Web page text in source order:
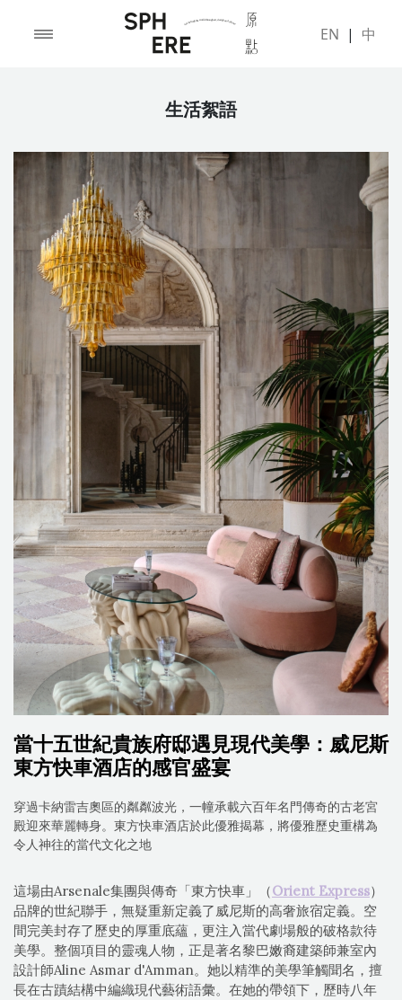
EN | 中
生活絮語
當十五世紀貴族府邸遇見現代美學：威尼斯
東方快車酒店的感官盛宴
穿過卡納雷吉奧區的粼粼波光，一幢承載六百年名門傳奇的古老宮
殿迎來華麗轉身。東方快車酒店於此優雅揭幕，將優雅歷史重構為
令人神往的當代文化之地
這場由Arsenale集團與傳奇「東方快車」（Orient Express）
品牌的世紀聯手，無疑重新定義了威尼斯的高奢旅宿定義。空
間完美封存了歷史的厚重底蘊，更注入當代劇場般的破格款待
美學。整個項目的靈魂人物，正是著名黎巴嫩裔建築師兼室內
設計師Aline Asmar d'Amman。她以精準的美學筆觸聞名，擅
長在古蹟結構中編織現代藝術語彙。在她的帶領下，歷時八年